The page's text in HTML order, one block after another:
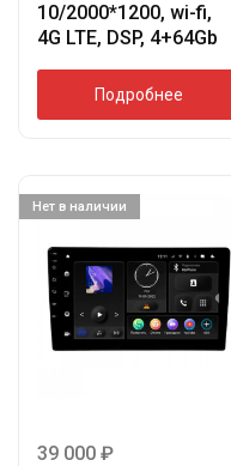
10/2000*1200, wi-fi,
4G LTE, DSP, 4+64Gb
Подробнее
Нет в наличии
39 000 ₽